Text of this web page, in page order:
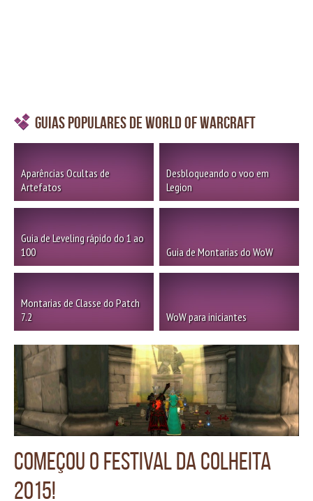
Guias Populares de World of Warcraft
Aparências Ocultas de
Artefatos
Desbloqueando o voo em
Legion
Guia de Leveling rápido do 1 ao
100
Guia de Montarias do WoW
Montarias de Classe do Patch
7.2
WoW para iniciantes
Começou o Festival da Colheita
2015!